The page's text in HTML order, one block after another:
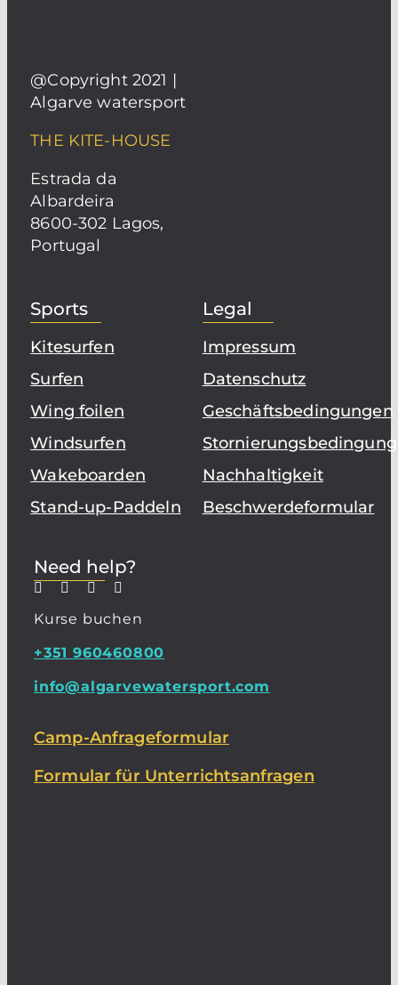
@Copyright 2021 |
Algarve watersport
THE KITE-HOUSE
Estrada da
Albardeira
8600-302 Lagos,
Portugal
Sports
Kitesurfen
Surfen
Wing foilen
Windsurfen
Wakeboarden
Stand-up-Paddeln
Legal
Impressum
Datenschutz
Geschäftsbedingungen
Nachhaltigkeit
Beschwerdeformular
Need help?
Kurse buchen
+351 960460800
info@algarvewatersport.com
Camp-Anfrageformular
Formular für Unterrichtsanfragen